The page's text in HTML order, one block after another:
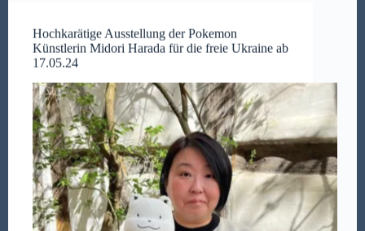
Hochkarätige Ausstellung der Pokemon
Künstlerin Midori Harada für die freie Ukraine ab
17.05.24